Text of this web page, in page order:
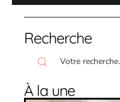
Recherche
À la une